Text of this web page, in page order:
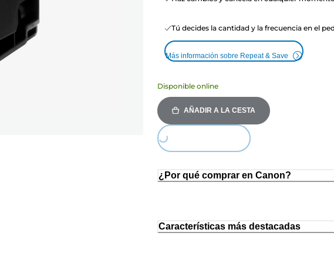
Tú decides la cantidad y la frecuencia en el
Más información sobre Repeat & Save
Disponible online
AÑADIR A LA CESTA
Loading...
¿Por qué comprar en Canon?
Características más destacadas